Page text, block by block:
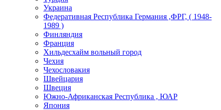
Украина
Федеративная Республика Германия ,ФРГ, ( 1948-
1989 )
Финляндия
Франция
Хильдесхайм вольный город
Чехия
Чехословакия
Швейцария
Швеция
Южно-Африканская Республика , ЮАР
Япония